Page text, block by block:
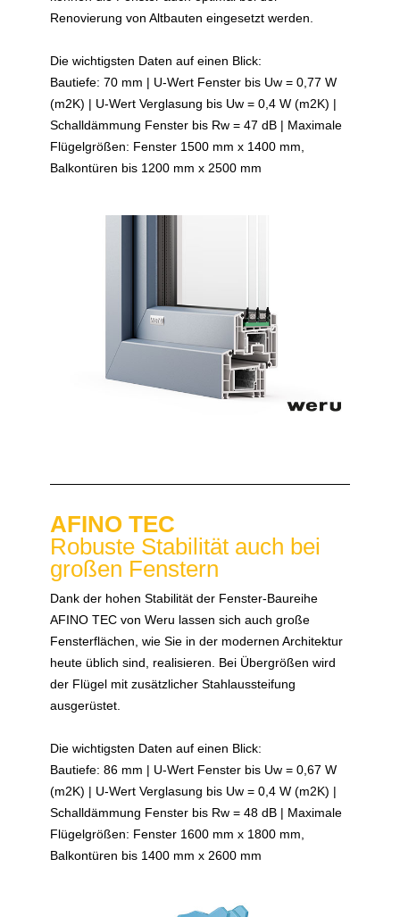
Renovierung von Altbauten eingesetzt werden.
Die wichtigsten Daten auf einen Blick:
Bautiefe: 70 mm | U-Wert Fenster bis Uw = 0,77 W
(m2K) | U-Wert Verglasung bis Uw = 0,4 W (m2K) |
Schalldämmung Fenster bis Rw = 47 dB | Maximale
Flügelgrößen: Fenster 1500 mm x 1400 mm,
Balkontüren bis 1200 mm x 2500 mm
AFINO TEC
Robuste Stabilität auch bei
großen Fenstern
Dank der hohen Stabilität der Fenster-Baureihe
AFINO TEC von Weru lassen sich auch große
Fensterflächen, wie Sie in der modernen Architektur
heute üblich sind, realisieren. Bei Übergrößen wird
der Flügel mit zusätzlicher Stahlaussteifung
ausgerüstet.
Die wichtigsten Daten auf einen Blick:
Bautiefe: 86 mm | U-Wert Fenster bis Uw = 0,67 W
(m2K) | U-Wert Verglasung bis Uw = 0,4 W (m2K) |
Schalldämmung Fenster bis Rw = 48 dB | Maximale
Flügelgrößen: Fenster 1600 mm x 1800 mm,
Balkontüren bis 1400 mm x 2600 mm